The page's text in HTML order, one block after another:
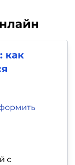
как
с